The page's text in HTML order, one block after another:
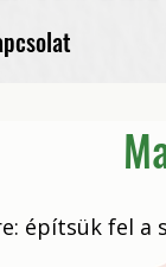
építsük fel a